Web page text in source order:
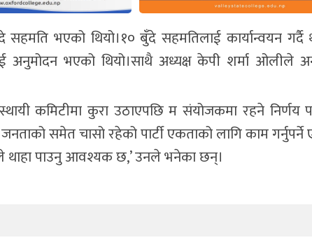
भएको थियो।१० बुँदे सहमतिलाई कार्यान्वयन गर्दै
भएको थियो।साथै अध्यक्ष केपी शर्मा ओलीले
कमिटीमा कुरा उठाएपछि म संयोजकमा रहने निर्णय
जनताको समेत चासो रहेको पार्टी एकताको लागि काम
थाहा पाउनु आवश्यक छ,’ उनले भनेका छन्।